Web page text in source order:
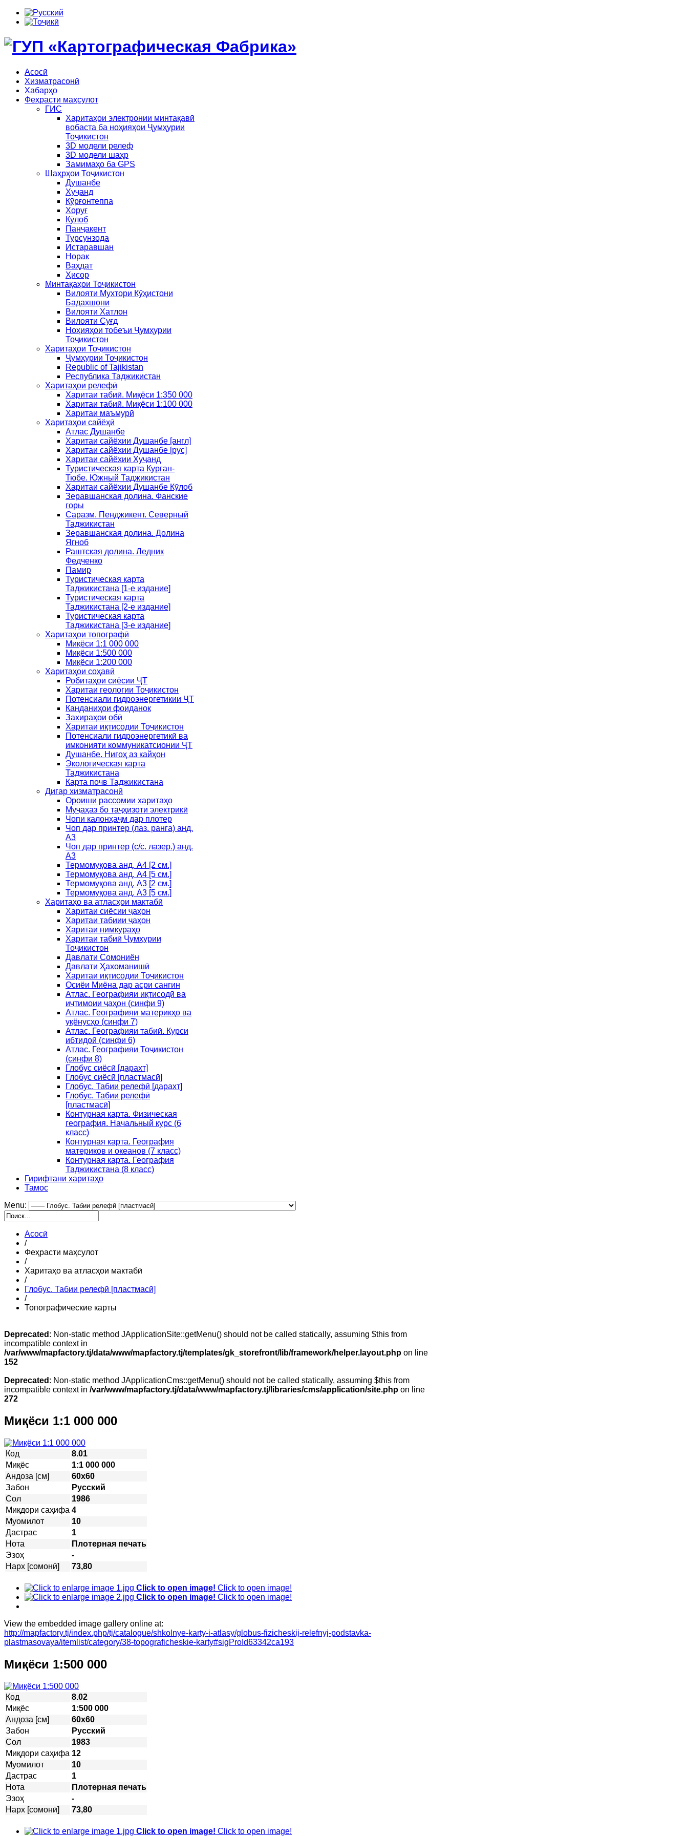
Асосӣ
Хизматрасонӣ
Хабарҳо
Феҳрасти маҳсулот
ГИС
Харитаҳои электронии минтақавӣ
вобаста ба ноҳияҳои Ҷумҳурии
Тоҷикистон
3D модели релеф
3D модели шаҳр
Замимаҳо ба GPS
Шаҳрҳои Тоҷикистон
Душанбе
Хуҷанд
Қӯрғонтеппа
Хоруғ
Кӯлоб
Панҷакент
Турсунзода
Истаравшан
Норак
Ваҳдат
Ҳисор
Минтақаҳои Тоҷикистон
Вилояти Мухтори Кӯҳистони
Бадахшони
Вилояти Хатлон
Вилояти Суғд
Ноҳияҳои тобеъи Ҷумҳурии
Тоҷикистон
Харитаҳои Тоҷикистон
Ҷумҳурии Тоҷикистон
Republic of Tajikistan
Республика Таджикистан
Харитаҳои релефӣ
Харитаи табиӣ. Миқёси 1:350 000
Харитаи табиӣ. Миқёси 1:100 000
Харитаи маъмурӣ
Харитаҳои сайёҳӣ
Атлас Душанбе
Харитаи сайёхии Душанбе [англ]
Харитаи сайёхии Душанбе [рус]
Харитаи сайёхии Хуҷанд
Туристическая карта Курган-
Тюбе. Южный Таджикистан
Харитаи сайёхии Душанбе Кӯлоб
Зеравшанская долина. Фанские
горы
Саразм. Пенджикент. Северный
Таджикистан
Зеравшанская долина. Долина
Ягноб
Раштская долина. Ледник
Федченко
Памир
Туристическая карта
Таджикистана [1-е издание]
Туристическая карта
Таджикистана [2-е издание]
Туристическая карта
Таджикистана [3-е издание]
Харитаҳои топографӣ
Миқёси 1:1 000 000
Миқёси 1:500 000
Миқёси 1:200 000
Харитаҳои соҳавӣ
Робитаҳои сиёсии ҶТ
Харитаи геологии Тоҷикистон
Потенсиали гидроэнергетикии ҶТ
Канданиҳои фоиданок
Захираҳои обӣ
Харитаи иқтисодии Тоҷикистон
Потенсиали гидроэнергетикӣ ва
имконияти коммуникатсионии ҶТ
Душанбе. Нигоҳ аз кайҳон
Экологическая карта
Таджикистана
Карта почв Таджикистана
Дигар хизматрасонӣ
Ороиши рассомии харитаҳо
Муҷаҳаз бо таҷҳизоти электрикӣ
Чопи калонҳаҷм дар плотер
Чоп дар принтер (лаз. ранга) анд.
А3
Чоп дар принтер (с/с. лазер.) анд.
А3
Термомуқова анд. А4 [2 см.]
Термомуқова анд. А4 [5 см.]
Термомуқова анд. А3 [2 см.]
Термомуқова анд. А3 [5 см.]
Харитаҳо ва атласҳои мактабӣ
Харитаи сиёсии ҷаҳон
Харитаи табиии ҷаҳон
Харитаи нимкураҳо
Харитаи табиӣ Ҷумҳурии
Тоҷикистон
Давлати Сомониён
Давлати Ҳахоманишӣ
Харитаи иқтисодии Тоҷикистон
Осиёи Миёна дар асри сангин
Атлас. Географияи иқтисодӣ ва
иҷтимоии ҷаҳон (синфи 9)
Атлас. Географияи материкҳо ва
уқёнусҳо (синфи 7)
Атлас. Географияи табиӣ. Курси
ибтидоӣ (синфи 6)
Атлас. Географияи Тоҷикистон
(синфи 8)
Глобус сиёсӣ [дарахт]
Глобус сиёсӣ [пластмасӣ]
Глобус. Табии релефӣ [дарахт]
Глобус. Табии релефӣ
[пластмасӣ]
Контурная карта. Физическая
география. Начальный курс (6
класс)
Контурная карта. География
материков и океанов (7 класс)
Контурная карта. География
Таджикистана (8 класс)
Гирифтани харитаҳо
Тамос
Menu:
Асосӣ
/
Феҳрасти маҳсулот
/
Харитаҳо ва атласҳои мактабӣ
/
Глобус. Табии релефӣ [пластмасӣ]
/
Топографические карты
Deprecated : Non-static method JApplicationSite::getMenu() should not be called statically, assuming $this from
incompatible context in
/var/www/mapfactory.tj/data/www/mapfactory.tj/templates/gk_storefront/lib/framework/helper.layout.php on line
152
Deprecated : Non-static method JApplicationCms::getMenu() should not be called statically, assuming $this from
incompatible context in /var/www/mapfactory.tj/data/www/mapfactory.tj/libraries/cms/application/site.php on line
272
Миқёси 1:1 000 000
Код
8.01
Миқёс
1:1 000 000
Андоза [см]
60х60
Забон
Русский
Сол
1986
Миқдори саҳифа 4
Муомилот
10
Дастрас
1
Нота
Плотерная печать
Эзоҳ
-
Нарх [сомонӣ]
73,80
Click to open image! Click to open image!
Click to open image! Click to open image!
View the embedded image gallery online at:
http://mapfactory.tj/index.php/tj/catalogue/shkolnye-karty-i-atlasy/globus-fizicheskij-relefnyj-podstavka-
plastmasovaya/itemlist/category/38-topograficheskie-karty#sigProId63342ca193
Миқёси 1:500 000
Код
8.02
Миқёс
1:500 000
Андоза [см]
60х60
Забон
Русский
Сол
1983
Миқдори саҳифа 12
Муомилот
10
Дастрас
1
Нота
Плотерная печать
Эзоҳ
-
Нарх [сомонӣ]
73,80
Click to open image! Click to open image!